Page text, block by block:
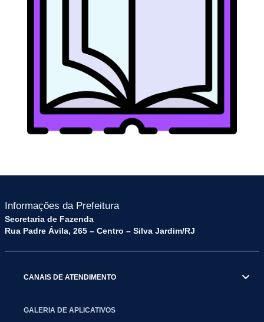
Informações da Prefeitura
Secretaria de Fazenda
Rua Padre Ávila, 265 – Centro – Silva Jardim/RJ
CANAIS DE ATENDIMENTO
GALERIA DE APLICATIVOS